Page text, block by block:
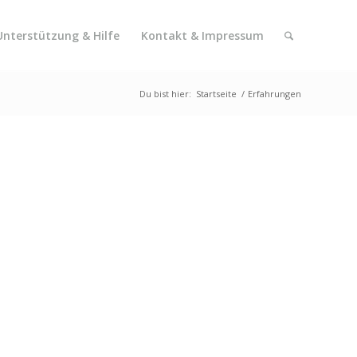
& Hilfe Kontakt & Impressum
Du bist hier: Startseite / Erfahrungen